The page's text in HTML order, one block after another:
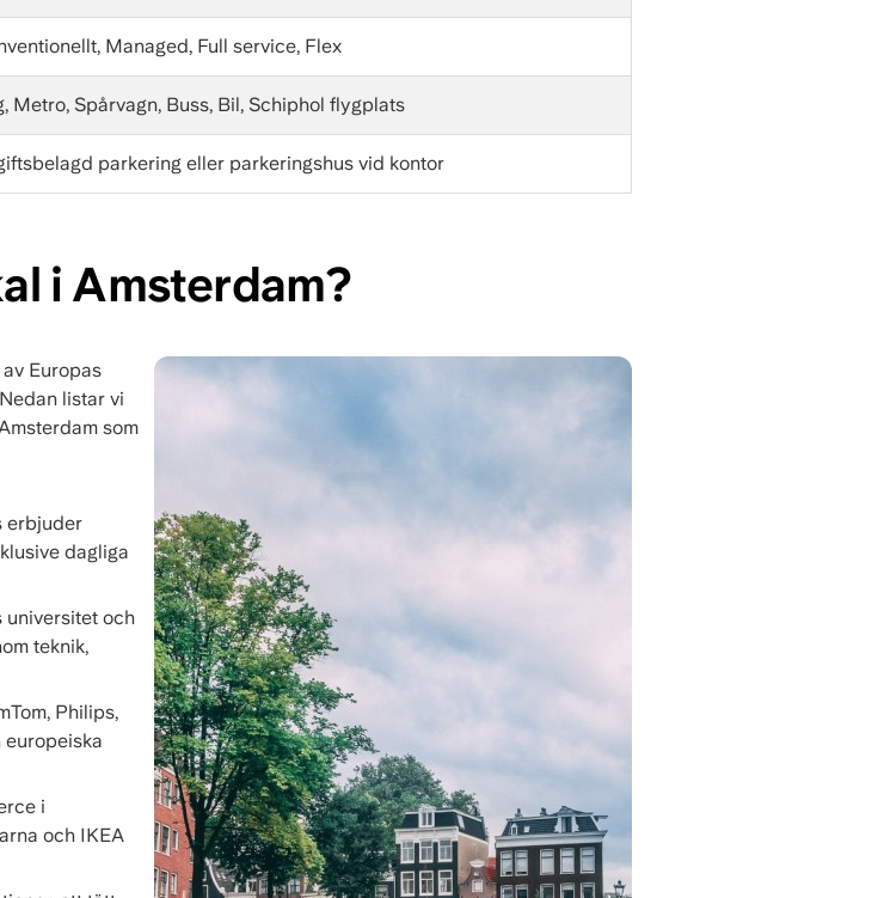
Managed, Full service, Flex
Metro, Spårvagn, Buss, Bil, Schiphol flygplats
parkering eller parkeringshus vid kontor
i Amsterdam?
Europas
listar vi
som
erbjuder
dagliga
universitet och
teknik,
Philips,
europeiska
i
och IKEA